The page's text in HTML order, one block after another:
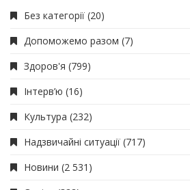
Без категорії (20)
Допоможемо разом (7)
Здоров'я (799)
Інтерв’ю (16)
Культура (232)
Надзвичайні ситуації (717)
Новини (2 531)